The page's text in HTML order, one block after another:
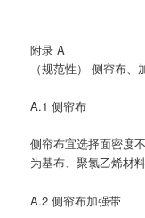
附录 A
（规范性） 侧帘布
A.1 侧帘布
侧帘布宜选择面密度
为基布、聚氯乙烯材
A.2 侧帘布加强带